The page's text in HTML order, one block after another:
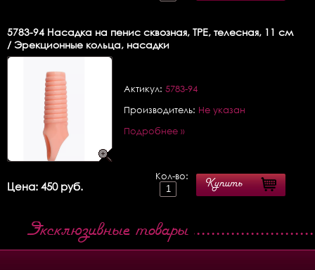
5783-94 Насадка на пенис сквозная, TPE, телесная, 11 см
/ Эрекционные кольца, насадки
Актикул: 5783-94
Производитель: Не указан
Подробнее »
Цена: 450 руб.
Кол-во:
Купить
Эксклюзивные товары